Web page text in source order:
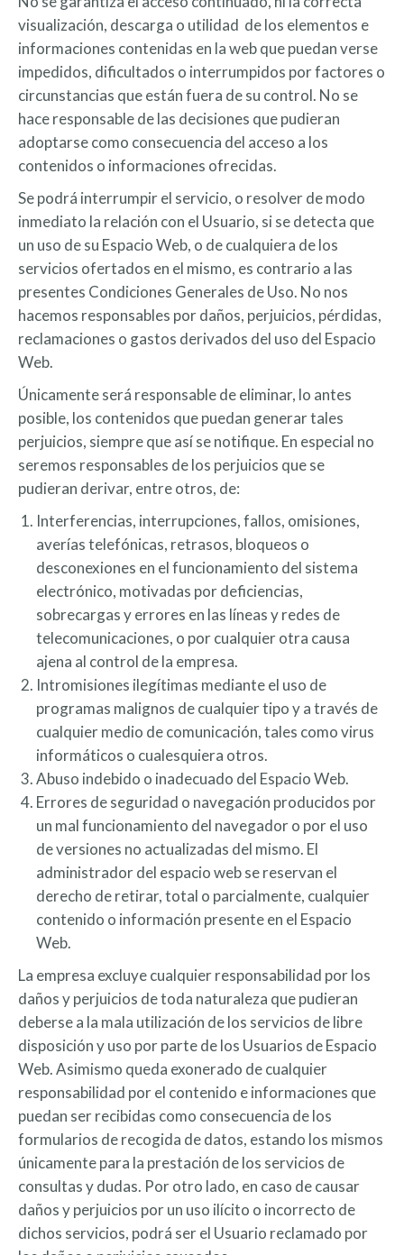
visualización, descarga o utilidad de los elementos e
informaciones contenidas en la web que puedan verse
impedidos, dificultados o interrumpidos por factores o
circunstancias que están fuera de su control. No se
hace responsable de las decisiones que pudieran
adoptarse como consecuencia del acceso a los
contenidos o informaciones ofrecidas.
Se podrá interrumpir el servicio, o resolver de modo
inmediato la relación con el Usuario, si se detecta que
un uso de su Espacio Web, o de cualquiera de los
servicios ofertados en el mismo, es contrario a las
presentes Condiciones Generales de Uso. No nos
hacemos responsables por daños, perjuicios, pérdidas,
reclamaciones o gastos derivados del uso del Espacio
Web.
Únicamente será responsable de eliminar, lo antes
posible, los contenidos que puedan generar tales
perjuicios, siempre que así se notifique. En especial no
seremos responsables de los perjuicios que se
pudieran derivar, entre otros, de:
Interferencias, interrupciones, fallos, omisiones,
averías telefónicas, retrasos, bloqueos o
desconexiones en el funcionamiento del sistema
electrónico, motivadas por deficiencias,
sobrecargas y errores en las líneas y redes de
telecomunicaciones, o por cualquier otra causa
ajena al control de la empresa.
Intromisiones ilegítimas mediante el uso de
programas malignos de cualquier tipo y a través de
cualquier medio de comunicación, tales como virus
informáticos o cualesquiera otros.
Abuso indebido o inadecuado del Espacio Web.
Errores de seguridad o navegación producidos por
un mal funcionamiento del navegador o por el uso
de versiones no actualizadas del mismo. El
administrador del espacio web se reservan el
derecho de retirar, total o parcialmente, cualquier
contenido o información presente en el Espacio
Web.
La empresa excluye cualquier responsabilidad por los
daños y perjuicios de toda naturaleza que pudieran
deberse a la mala utilización de los servicios de libre
disposición y uso por parte de los Usuarios de Espacio
Web. Asimismo queda exonerado de cualquier
responsabilidad por el contenido e informaciones que
puedan ser recibidas como consecuencia de los
formularios de recogida de datos, estando los mismos
únicamente para la prestación de los servicios de
consultas y dudas. Por otro lado, en caso de causar
daños y perjuicios por un uso ilícito o incorrecto de
dichos servicios, podrá ser el Usuario reclamado por